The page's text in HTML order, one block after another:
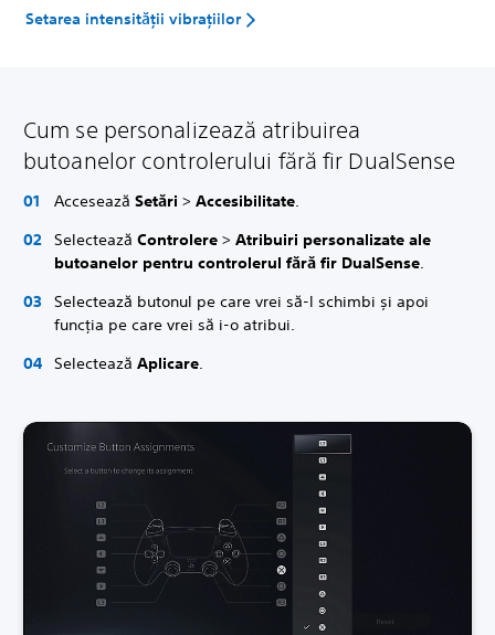
Setarea intensității vibrațiilor
Cum se personalizează atribuirea
butoanelor controlerului fără fir DualSense
Accesează Setări > Accesibilitate
Selectează Controlere > Atribuiri personalizate ale
butoanelor pentru controlerul fără fir DualSense
Selectează butonul pe care vrei să-l schimbi și apoi
funcția pe care vrei să i-o atribui.
Selectează Aplicare